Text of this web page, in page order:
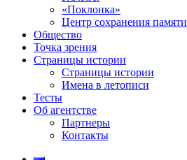
«Поклонка»
Центр сохранения памяти
Общество
Точка зрения
Страницы истории
Страницы истории
Имена в летописи
Тесты
Об агентстве
Партнеры
Контакты